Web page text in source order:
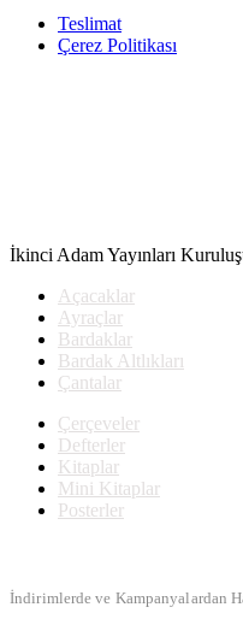
Teslimat
Çerez Politikası
İkinci Adam Yayınları
Açacaklar
Ayraçlar
Bardaklar
Bardak Altlıkları
Çantalar
Çerçeveler
Defterler
Kitaplar
Mini Kitaplar
Posterler
İndirimlerde ve Kampanyalardan